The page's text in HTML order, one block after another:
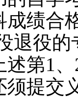
成绩合
退役
述第1
须提交